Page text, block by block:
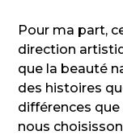
Pour ma part,
direction
que la beauté
des histoires
différences que
nous